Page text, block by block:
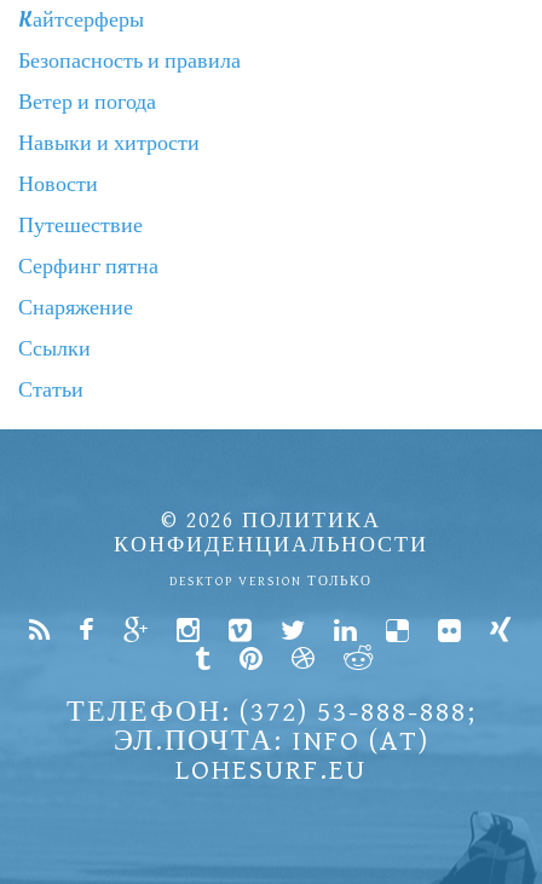
Kайтсерферы
Безопасность и правила
Ветер и погода
Навыки и хитрости
Новости
Путешествие
Серфинг пятна
Снаряжение
Ссылки
Статьи
© 2026 ПОЛИТИКА
КОНФИДЕНЦИАЛЬНОСТИ
DESKTOP VERSION ТОЛЬКО
ТЕЛЕФОН: (372) 53-888-888;
ЭЛ.ПОЧТА: INFO (AT)
LOHESURF.EU